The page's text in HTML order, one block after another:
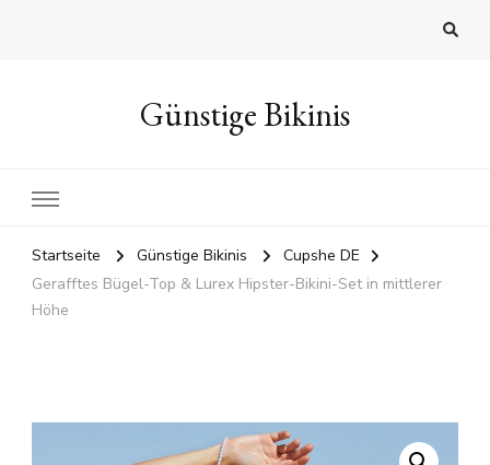
Günstige Bikinis
Startseite Günstige Bikinis
Cupshe DE
Gerafftes Bügel-Top & Lurex Hipster-Bikini-Set in mittlerer
Höhe